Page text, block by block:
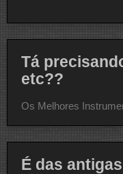
Tá
etc??
Os Melhores
É das